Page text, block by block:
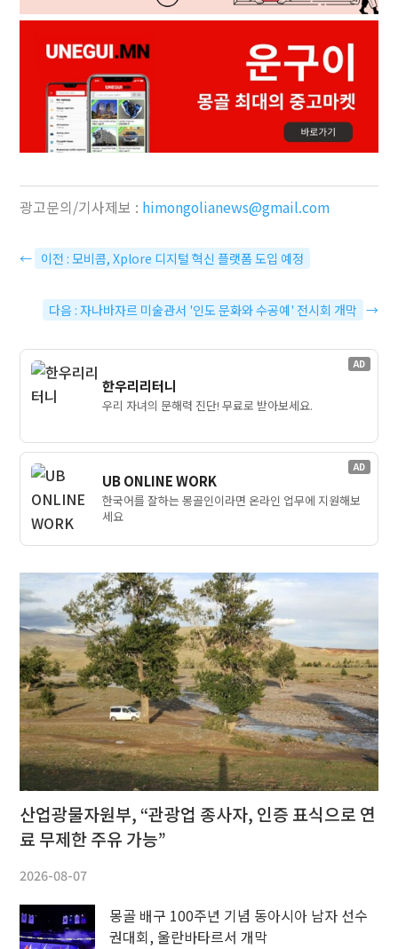
광고문의/기사제보 : himongolianews@gmail.com
← 이전 : 모비콤, Xplore 디지털 혁신 플랫폼 도입 예정
다음 : 자나바자르 미술관서 '인도 문화와 수공예' 전시회 개막 →
AD
한우리리터니
우리 자녀의 문해력 진단! 무료로 받아보세요.
AD
UB ONLINE WORK
한국어를 잘하는 몽골인이라면 온라인 업무에 지원해보
세요
산업광물자원부, “관광업 종사자, 인증 표식으로 연
료 무제한 주유 가능”
2026-08-07
몽골 배구 100주년 기념 동아시아 남자 선수
권대회, 울란바타르서 개막